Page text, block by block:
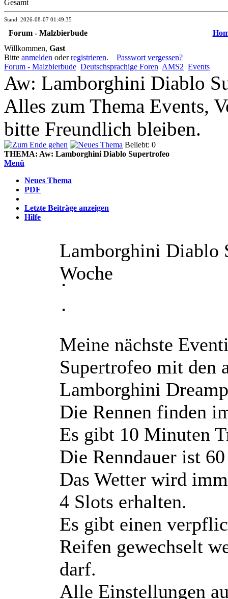
Gesamt
Stand: 2026-08-07 01:49:35
Forum - Malzbierbude
Willkommen, Gast
Bitte anmelden oderregistrieren. Passwort vergessen?
Forum - Malzbierbude Deutschsprachige Foren AMS2 Events
Aw: Lamborghini Diablo
Alles zum Thema Events,
bitte Freundlich bleiben.
Beliebt: 0
THEMA: Aw: Lamborghini Diablo Supertrofeo
Menü
Neues Thema
PDF
Letzte Beiträge anzeigen
Hilfe
Lamborghini Diablo
Woche
Meine nächste
Supertrofeo mit den
Lamborghini
Die Rennen finden
Es gibt 10 Minuten
Die Renndauer ist
Das Wetter wird
4 Slots erhalten.
Es gibt einen
Reifen gewechselt
darf.
Alle Einstellungen